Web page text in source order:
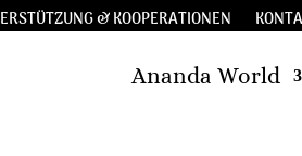
& KOOPERATIONEN
Ananda World